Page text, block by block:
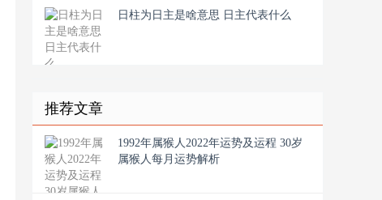
日柱为日主是啥意思 日主代表什么
推荐文章
1992年属猴人2022年运势及运程 30岁
属猴人每月运势解析